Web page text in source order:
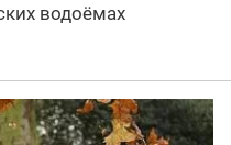
водоёмах